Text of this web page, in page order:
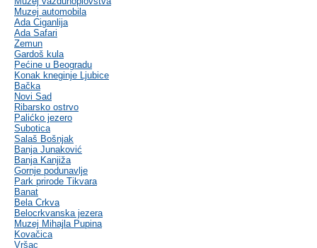
Muzej automobila
Ada Ciganlija
Ada Safari
Zemun
Gardoš kula
Pećine u Beogradu
Konak kneginje Ljubice
Bačka
Novi Sad
Ribarsko ostrvo
Palićko jezero
Subotica
Salaš Bošnjak
Banja Junaković
Banja Kanjiža
Gornje podunavlje
Park prirode Tikvara
Banat
Bela Crkva
Belocrkvanska jezera
Muzej Mihajla Pupina
Kovačica
Vršac